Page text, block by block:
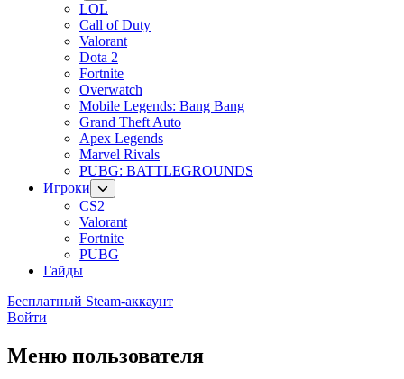
LOL
Call of Duty
Valorant
Dota 2
Fortnite
Overwatch
Mobile Legends: Bang Bang
Grand Theft Auto
Apex Legends
Marvel Rivals
PUBG: BATTLEGROUNDS
Игроки
CS2
Valorant
Fortnite
PUBG
Гайды
Бесплатный Steam-аккаунт
Войти
Меню пользователя